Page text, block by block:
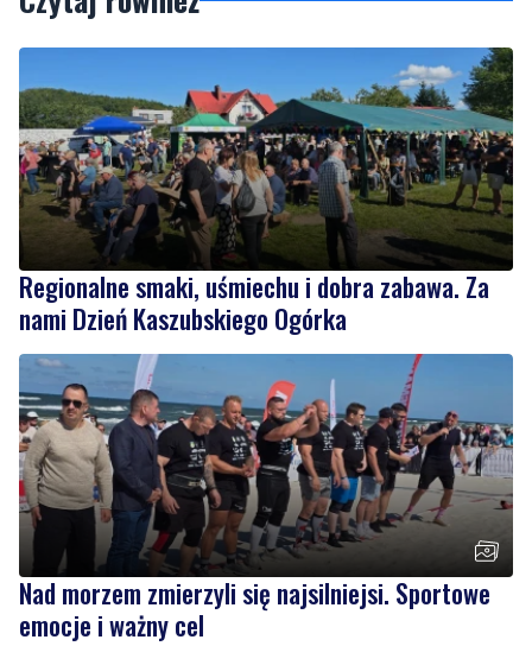
Regionalne smaki, uśmiechu i dobra zabawa. Za
nami Dzień Kaszubskiego Ogórka
Nad morzem zmierzyli się najsilniejsi. Sportowe
emocje i ważny cel